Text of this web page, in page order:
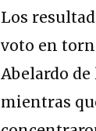
Los
voto en
Abelardo
mientras